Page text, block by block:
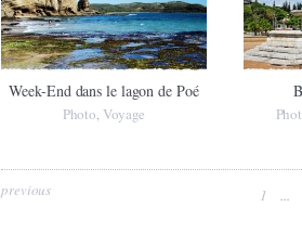
Week-End dans le lagon de Poé
Photo Voyage
previous 1 ...